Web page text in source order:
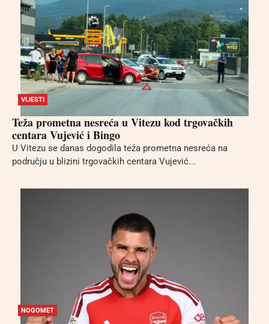
VIJESTI
Teža prometna nesreća u Vitezu kod trgovačkih
centara Vujević i Bingo
U Vitezu se danas dogodila teža prometna nesreća na
području u blizini trgovačkih centara Vujević...
NOGOMET